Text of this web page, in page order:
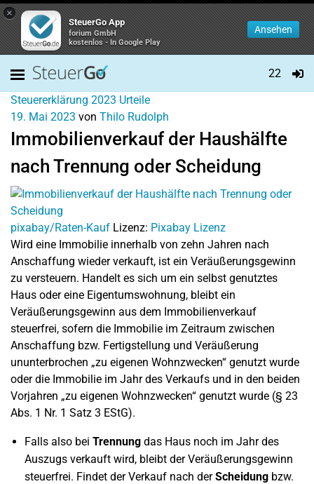
×
SteuerGo App
forium GmbH
kostenlos - In Google Play
Ansehen
22
Steuererklärung 2023 Urteile
19. Mai 2023 von Thilo Rudolph
Immobilienverkauf der Haushälfte
nach Trennung oder Scheidung
pixabay/Raten-Kauf Lizenz: Pixabay Lizenz
Wird eine Immobilie innerhalb von zehn Jahren nach
Anschaffung wieder verkauft, ist ein Veräußerungsgewinn
zu versteuern. Handelt es sich um ein selbst genutztes
Haus oder eine Eigentumswohnung, bleibt ein
Veräußerungsgewinn aus dem Immobilienverkauf
steuerfrei, sofern die Immobilie im Zeitraum zwischen
Anschaffung bzw. Fertigstellung und Veräußerung
ununterbrochen „zu eigenen Wohnzwecken“ genutzt wurde
oder die Immobilie im Jahr des Verkaufs und in den beiden
Vorjahren „zu eigenen Wohnzwecken“ genutzt wurde (§ 23
Abs. 1 Nr. 1 Satz 3 EStG).
Falls also bei Trennung das Haus noch im Jahr des
Auszugs verkauft wird, bleibt der Veräußerungsgewinn
steuerfrei. Findet der Verkauf nach derScheidung bzw.